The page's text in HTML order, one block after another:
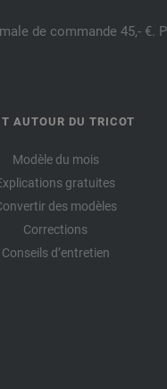
de commande 45,-
AUTOUR DU TRICOT
Modèle du mois
gratuites
des modèles
Corrections
Conseils d’entretien